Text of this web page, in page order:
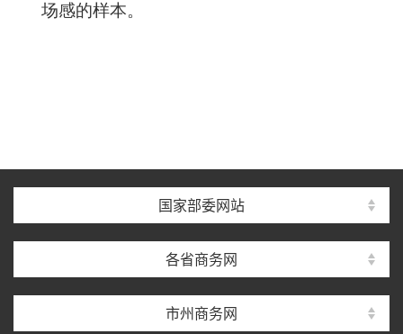
场感的样本。
国家部委网站
各省商务网
市州商务网